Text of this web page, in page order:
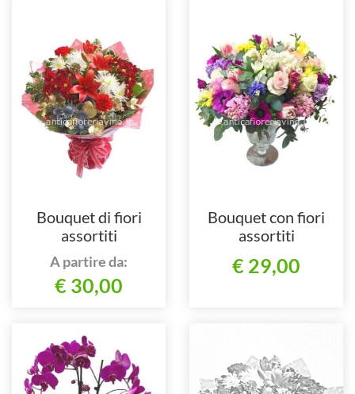
Bouquet di fiori
assortiti
A partire da:
€ 30,00
Bouquet con fiori
assortiti
€ 29,00